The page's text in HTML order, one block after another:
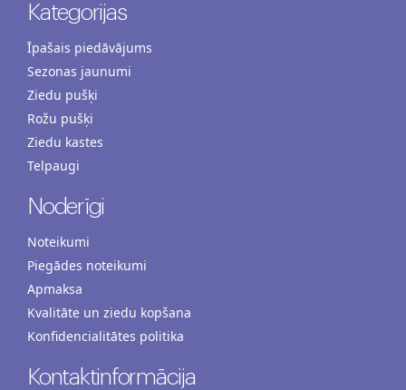
Kategorijas
Īpašais piedāvājums
Sezonas jaunumi
Ziedu pušķi
Rožu pušķi
Ziedu kastes
Telpaugi
Noderīgi
Noteikumi
Piegādes noteikumi
Apmaksa
Kvalitāte un ziedu kopšana
Konfidencialitātes politika
Kontaktinformācija